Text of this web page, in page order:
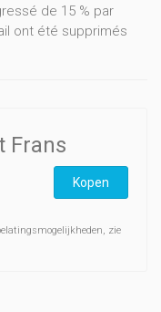
de 15 % par
ont été supprimés
Frans
Kopen
zie